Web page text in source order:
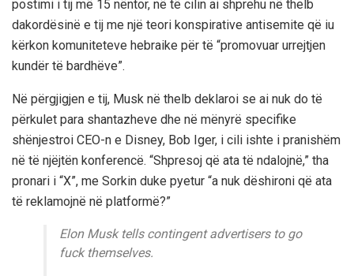
postimi i tij më 15 nëntor, në të cilin ai shprehu në thelb
dakordësinë e tij me një teori konspirative antisemite që iu
kërkon komuniteteve hebraike për të “promovuar urrejtjen
kundër të bardhëve”.
Në përgjigjen e tij, Musk në thelb deklaroi se ai nuk do të
përkulet para shantazheve dhe në mënyrë specifike
shënjestroi CEO-n e Disney, Bob Iger, i cili ishte i pranishëm
në të njëjtën konferencë. “Shpresoj që ata të ndalojnë,” tha
pronari i “X”, me Sorkin duke pyetur “a nuk dëshironi që ata
të reklamojnë në platformë?”
Elon Musk tells contingent advertisers to go
fuck themselves.